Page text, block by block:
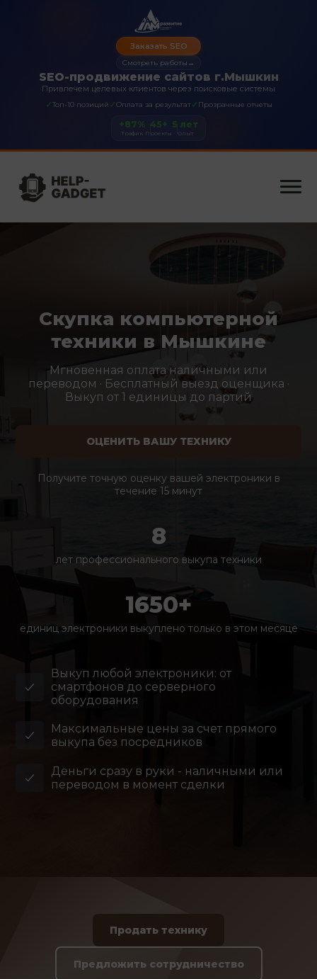
SEO-продвижение сайтов г.Мышкин
Привлечем целевых клиентов через поисковые системы
✓Топ-10 позиций ✓Оплата за результат✓ Прозрачные отчеты
Заказать SEO
Смотреть работы →
+87%
Трафик
45+
Проекты
5 лет
Опыт
Скупка компьютерной
техники в Мышкине
Мгновенная оплата наличными или
переводом · Бесплатный выезд оценщика ·
Выкуп от 1 единицы до партий
ОЦЕНИТЬ ВАШУ ТЕХНИКУ
Получите точную оценку вашей электроники в
течение 15 минут
8
лет профессионального выкупа техники
1650+
единиц электроники выкуплено только в этом месяце
Выкуп любой электроники: от
смартфонов до серверного
оборудования
Максимальные цены за счет прямого
выкупа без посредников
Деньги сразу в руки - наличными или
переводом в момент сделки
Продать технику
Предложить сотрудничество